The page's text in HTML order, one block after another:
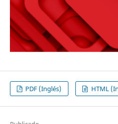
PDF (Inglés) HTML